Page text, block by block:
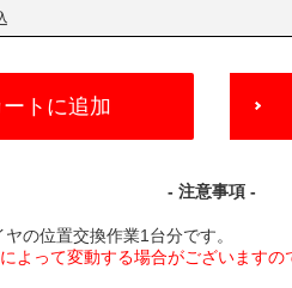
ートに追加
- 注意事項 -
の位置交換作業1台分です。
よって変動する場合がございますの